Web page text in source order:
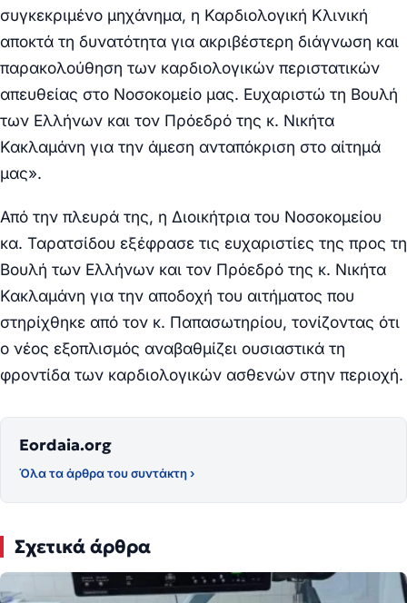
συγκεκριμένο μηχάνημα, η Καρδιολογική Κλινική
αποκτά τη δυνατότητα για ακριβέστερη διάγνωση και
παρακολούθηση των καρδιολογικών περιστατικών
απευθείας στο Νοσοκομείο μας. Ευχαριστώ τη Βουλή
των Ελλήνων και τον Πρόεδρό της κ. Νικήτα
Κακλαμάνη για την άμεση ανταπόκριση στο αίτημά
μας».
Από την πλευρά της, η Διοικήτρια του Νοσοκομείου
κα. Ταρατσίδου εξέφρασε τις ευχαριστίες της προς τη
Βουλή των Ελλήνων και τον Πρόεδρό της κ. Νικήτα
Κακλαμάνη για την αποδοχή του αιτήματος που
στηρίχθηκε από τον κ. Παπασωτηρίου, τονίζοντας ότι
ο νέος εξοπλισμός αναβαθμίζει ουσιαστικά τη
φροντίδα των καρδιολογικών ασθενών στην περιοχή.
Eordaia.org
Όλα τα άρθρα του συντάκτη ›
Σχετικά άρθρα